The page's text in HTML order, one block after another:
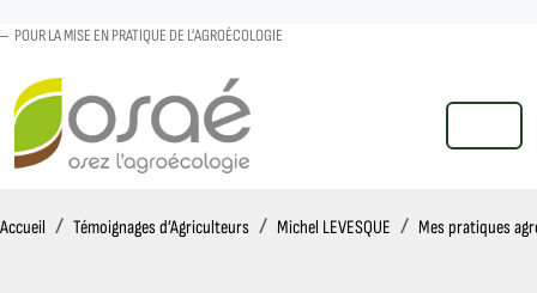
POUR LA MISE EN PRATIQUE DE L'AGROÉCOLOGIE
MENU
Accueil AccueilTémoignages d’Agriculteurs Michel LEVESQUE Mes pratiques